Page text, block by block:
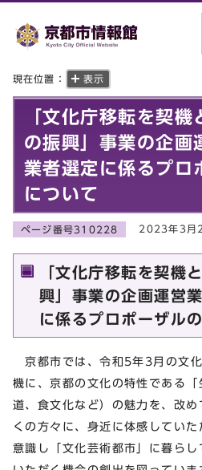
現在位置： 表示
「文化庁移転を契
の振興」事業の企画
業者選定に係るプロ
について
ページ番号310228 2023年3月
「文化庁移転を契機
興」事業の企画運営
に係るプロポーザル
京都市では、令和5年3月の文
機に、京都の文化の特性である
道、食文化など）の魅力を、改
くの方々に、身近に体感してい
意識し「文化芸術都市」に暮ら